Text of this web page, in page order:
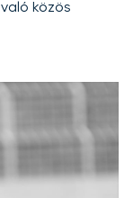
közös